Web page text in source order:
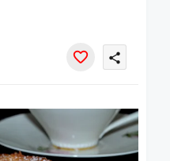
share